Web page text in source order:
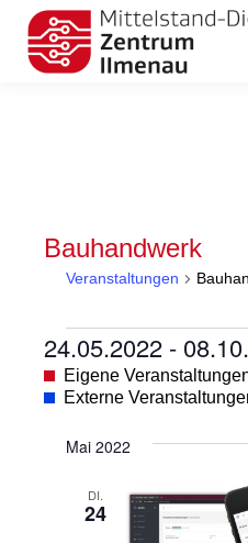
Bauhandwerk
Veranstaltungen
Veranstaltungen
24.05.2022 -
Datum
wählen.
Eigene
Externe
Mai 2022
DI.
24